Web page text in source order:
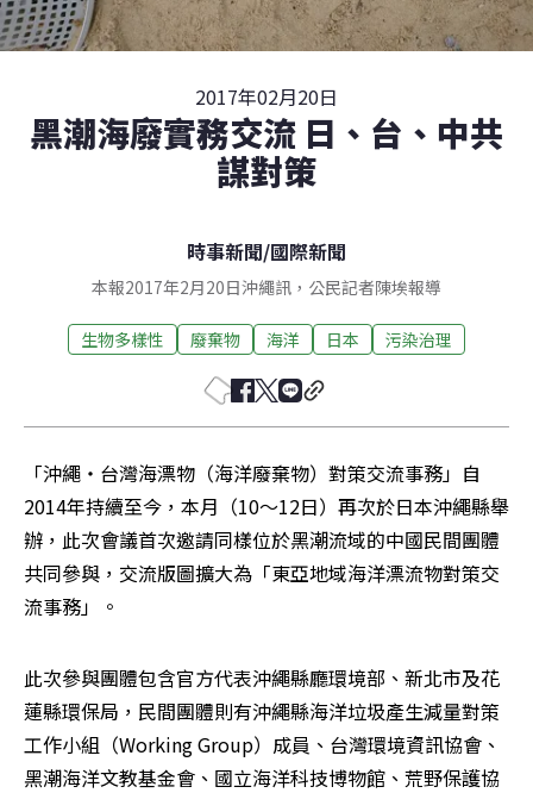
2017年02月20日
黑潮海廢實務交流 日、台、中共
謀對策
時事新聞/國際新聞
本報2017年2月20日沖繩訊，公民記者陳埃報導
生物多樣性 廢棄物 海洋 日本 污染治理
「沖繩・台灣海漂物（海洋廢棄物）對策交流事務」自
2014年持續至今，本月（10～12日）再次於日本沖繩縣舉
辦，此次會議首次邀請同樣位於黑潮流域的中國民間團體
共同參與，交流版圖擴大為「東亞地域海洋漂流物對策交
流事務」。
此次參與團體包含官方代表沖繩縣廳環境部、新北市及花
蓮縣環保局，民間團體則有沖繩縣海洋垃圾產生減量對策
工作小組（Working Group）成員、台灣環境資訊協會、
黑潮海洋文教基金會、國立海洋科技博物館、荒野保護協